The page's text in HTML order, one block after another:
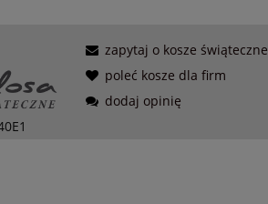
zapytaj o kosze świąteczne
poleć kosze dla firm
dodaj opinię